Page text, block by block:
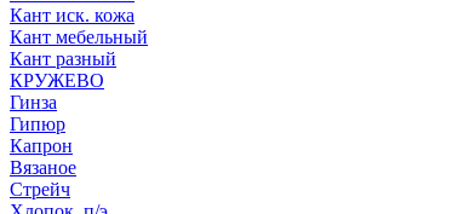
Кант иск. кожа
Кант мебельный
Кант разный
КРУЖЕВО
Гинза
Гипюр
Капрон
Вязаное
Стрейч